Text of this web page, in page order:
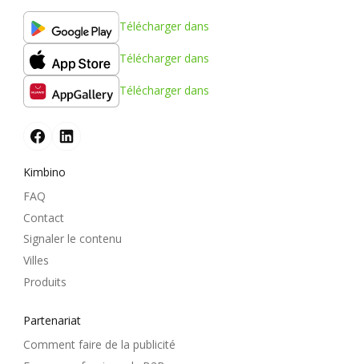
Télécharger dans
Télécharger dans
Télécharger dans
Kimbino
FAQ
Contact
Signaler le contenu
Villes
Produits
Partenariat
Comment faire de la publicité